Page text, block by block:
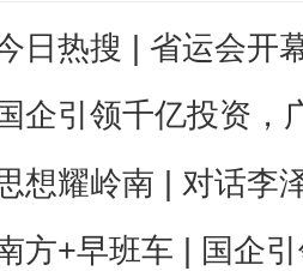
导讲授“思政第一课”
日热搜 | 省运会开